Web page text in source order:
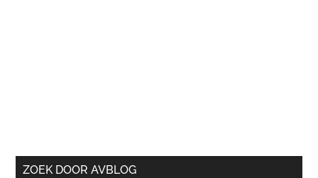
ZOEK DOOR AVBLOG